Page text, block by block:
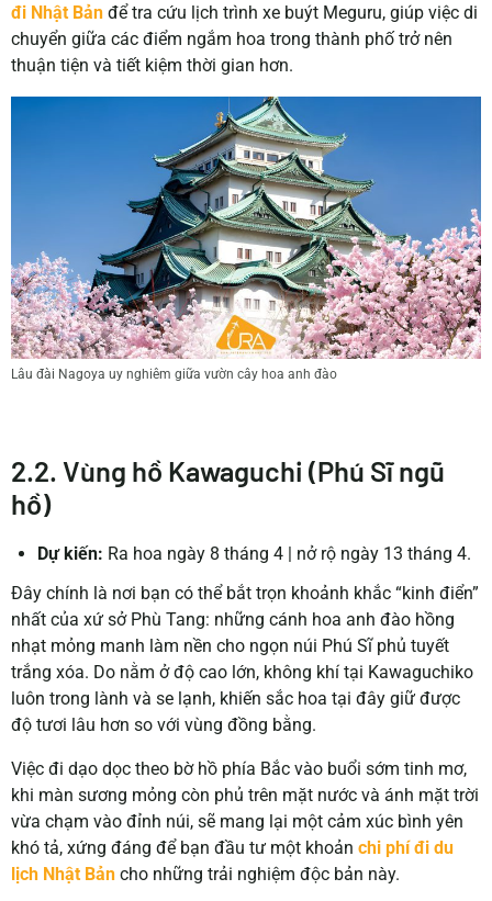
đi Nhật Bản để tra cứu lịch trình xe buýt Meguru, giúp việc di
chuyển giữa các điểm ngắm hoa trong thành phố trở nên
thuận tiện và tiết kiệm thời gian hơn.
Lâu đài Nagoya uy nghiêm giữa vườn cây hoa anh đào
2.2. Vùng hồ Kawaguchi (Phú Sĩ ngũ
hồ)
Dự kiến: Ra hoa ngày 8 tháng 4 | nở rộ ngày 13 tháng 4.
Đây chính là nơi bạn có thể bắt trọn khoảnh khắc “kinh điển”
nhất của xứ sở Phù Tang: những cánh hoa anh đào hồng
nhạt mỏng manh làm nền cho ngọn núi Phú Sĩ phủ tuyết
trắng xóa. Do nằm ở độ cao lớn, không khí tại Kawaguchiko
luôn trong lành và se lạnh, khiến sắc hoa tại đây giữ được
độ tươi lâu hơn so với vùng đồng bằng.
Việc đi dạo dọc theo bờ hồ phía Bắc vào buổi sớm tinh mơ,
khi màn sương mỏng còn phủ trên mặt nước và ánh mặt trời
vừa chạm vào đỉnh núi, sẽ mang lại một cảm xúc bình yên
khó tả, xứng đáng để bạn đầu tư một khoảnchi phí đi du
lịch Nhật Bản cho những trải nghiệm độc bản này.